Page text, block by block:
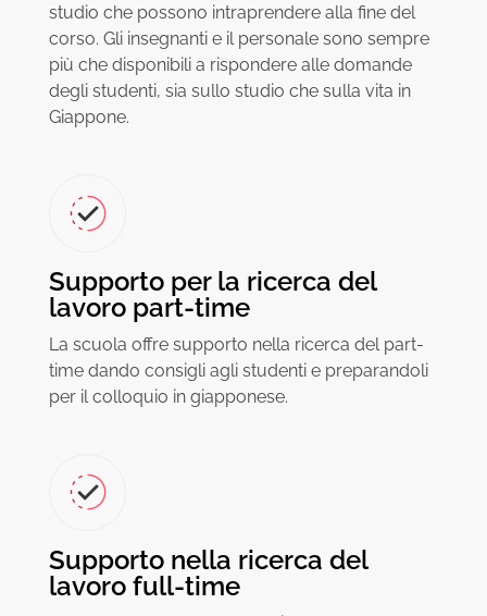
studio che possono intraprendere alla fine del
corso. Gli insegnanti e il personale sono sempre
più che disponibili a rispondere alle domande
degli studenti, sia sullo studio che sulla vita in
Giappone.
Supporto per la ricerca del
lavoro part-time
La scuola offre supporto nella ricerca del part-
time dando consigli agli studenti e preparandoli
per il colloquio in giapponese.
Supporto nella ricerca del
lavoro full-time